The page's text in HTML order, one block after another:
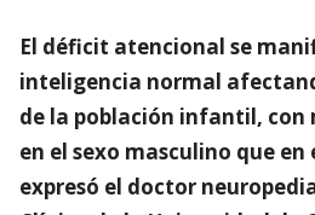
El déficit atencional se
inteligencia normal
de la población infantil, con
en el sexo masculino que
expresó el doctor